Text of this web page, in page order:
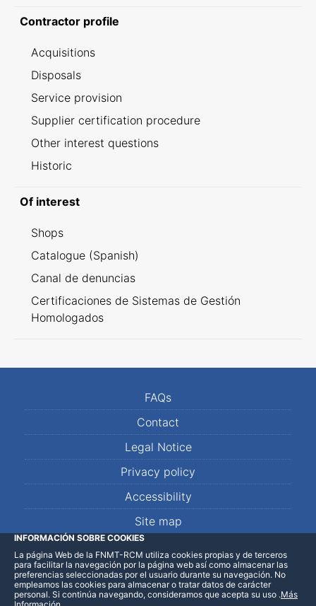
Contractor profile
Acquisitions
Disposals
Service provision
Supplier certification procedure
Other interest questions
Historic
Of interest
Shops
Catalogue (Spanish)
Canal de denuncias
Certificaciones de Sistemas de Gestión
Homologados
FAQs
Contact
Legal Notice
Privacy policy
Accessibility
Site map
LinkedInFacebookWhatsApp
INFORMACIÓN SOBRE COOKIES
La página Web de la FNMT-RCM utiliza cookies propias y de terceros
para facilitar la navegación por la página web así como almacenar las
preferencias seleccionadas por el usuario durante su navegación. No
empleamos las cookies para almacenar o tratar datos de carácter
personal. Si continúa navegando, consideramos que acepta su uso .Más